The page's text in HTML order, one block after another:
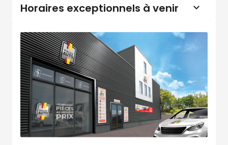
Horaires exceptionnels à venir